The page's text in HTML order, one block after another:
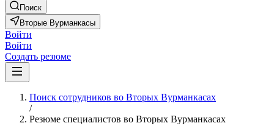
Поиск
Вторые Вурманкасы
Войти
Войти
Создать резюме
Поиск сотрудников во Вторых Вурманкасах
/
Резюме специалистов во Вторых Вурманкасах